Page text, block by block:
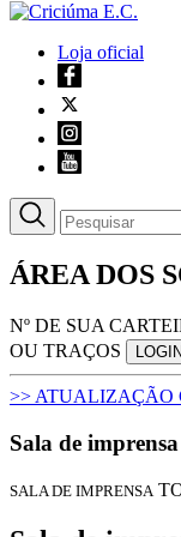
Loja oficial
ÁREA DOS
Nº DE SUA
OU TRAÇOS
LOGIN
>> ATUALIZAÇÃO
Sala de imprensa
SALA DE IMPRENSA